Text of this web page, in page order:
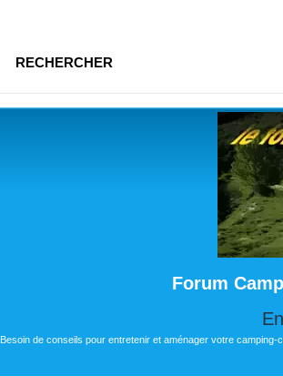
RECHERCHER
Forum
Besoin de conseils pour entretenir et aménager votre